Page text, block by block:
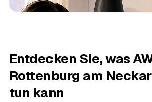
Entdecken Sie, was
Rottenburg am
tun kann